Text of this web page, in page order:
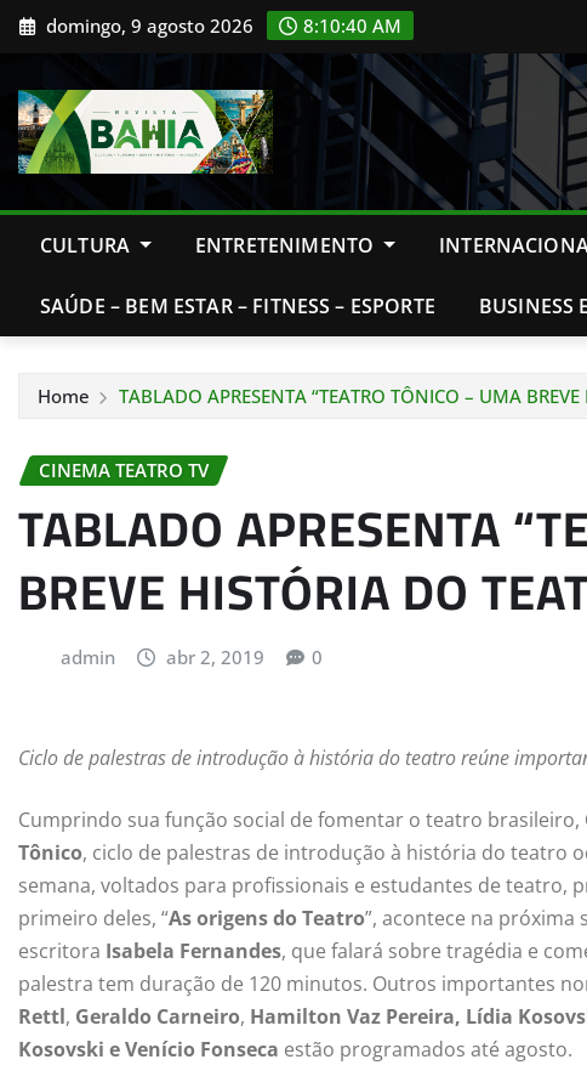
Skip domingo, 9 agosto 2026 8:10:42 AM
CULTURA ENTRETENIMENTO
SAÚDE – BEM ESTAR – FITNESS – ESPORTE BUSINESS
Home TABLADO APRESENTA “TEATRO TÔNICO – UMA
CINEMA TEATRO TV
TABLADO APRESENTA
BREVE HISTÓRIA DO
admin abr 2, 2019 0
Ciclo de palestras de introdução à história do teatro reúne
Cumprindo sua função social de fomentar o teatro brasileiro,
Tônico, ciclo de palestras de introdução à história do teatro
semana, voltados para profissionais e estudantes de teatro,
primeiro deles, “As origens do Teatro”, acontece na próxima
escritora Isabela Fernandes, que falará sobre tragédia e
palestra tem duração de 120 minutos. Outros importantes
Rettl, Geraldo Carneiro, Hamilton Vaz Pereira, Lídia
Kosovski eVenício Fonseca estão programados até agosto.